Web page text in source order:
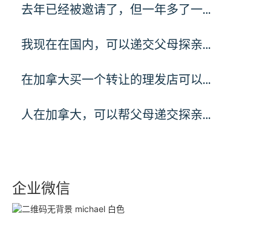
去年已经被邀请了，但一年多了一…
我现在在国内，可以递交父母探亲…
在加拿大买一个转让的理发店可以…
人在加拿大，可以帮父母递交探亲…
企业微信